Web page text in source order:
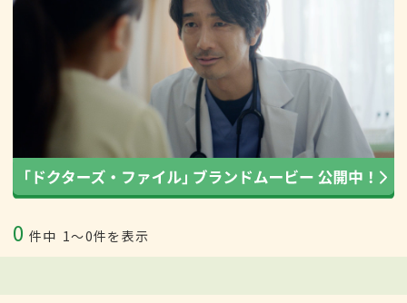
0 件中 1〜0件を表示